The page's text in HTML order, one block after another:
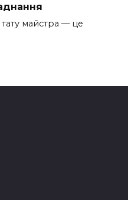
майстра — це